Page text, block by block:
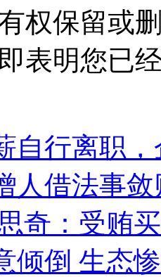
权保留或
表明您已
自行离职
人借法事
奇：受贿
倾倒 生态